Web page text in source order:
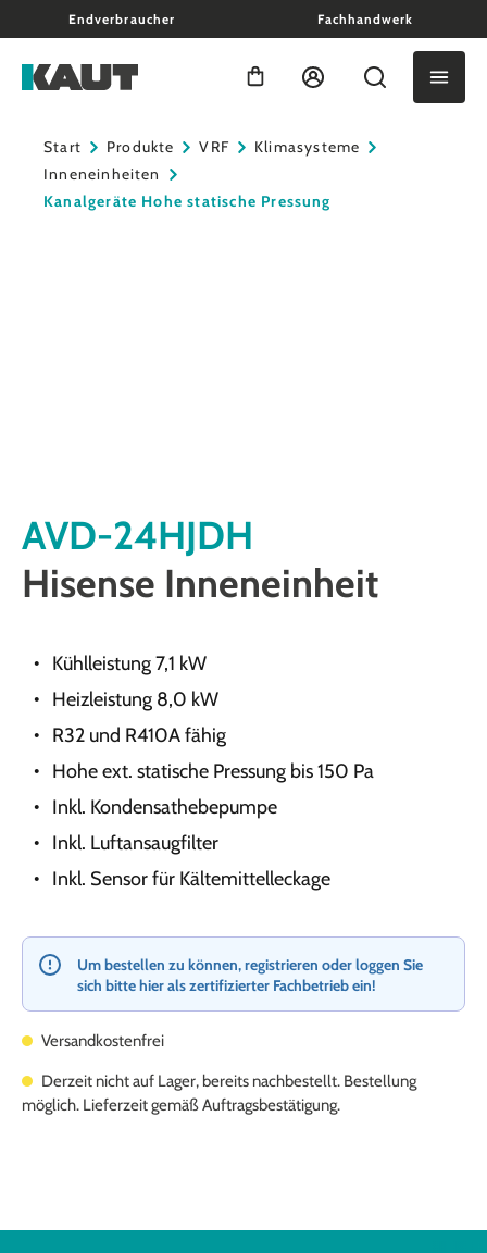
springenEndverbraucher Fachhandwerk
Warenkorb enthält 0
Start Produkte VRF
Klimasysteme
Inneneinheiten
Kanalgeräte Hohe statische Pressung
AVD-24HJDH
Hisense Inneneinheit
Kühlleistung 7,1 kW
Heizleistung 8,0 kW
R32 und R410A fähig
Hohe ext. statische Pressung bis 150 Pa
Inkl. Kondensathebepumpe
Inkl. Luftansaugfilter
Inkl. Sensor für Kältemittelleckage
Um bestellen zu können, registrieren oder loggen Sie
sich bitte hier als zertifizierter Fachbetrieb ein!
Versandkostenfrei
Derzeit nicht auf Lager, bereits nachbestellt. Bestellung
möglich. Lieferzeit gemäß Auftragsbestätigung.